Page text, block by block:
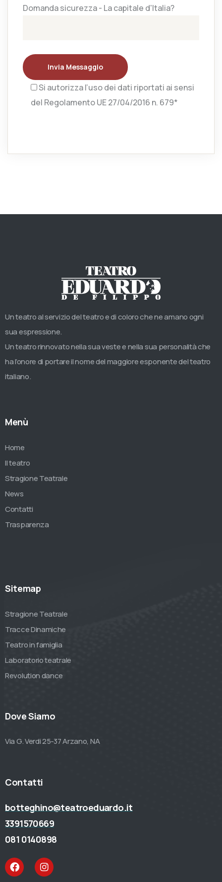
Domanda sicurezza - La capitale d'Italia?
Invia Messaggio
Si autorizza l’uso dei dati riportati ai sensi
del Regolamento UE 27/04/2016 n. 679*
Un teatro al servizio del teatro e di coloro che ne amano ogni
sua espressione.
Un teatro rinnovato nella sua veste e nella sua personalità che
ha l’onore di portare il nome del maggiore esponente del teatro
italiano.
Menù
Home
Il teatro
Stragione Teatrale
News
Contatti
Trasparenza
Sitemap
Stragione Teatrale
Tracce Dinamiche
Teatro in famiglia
Laboratorio teatrale
Revolution dance
Dove Siamo
Via G. Verdi 25-37 Arzano, NA
Contatti
botteghino@teatroeduardo.it
3391570669
081 0140898